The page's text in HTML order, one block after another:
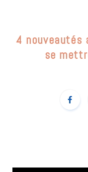
4 nouveautés
se